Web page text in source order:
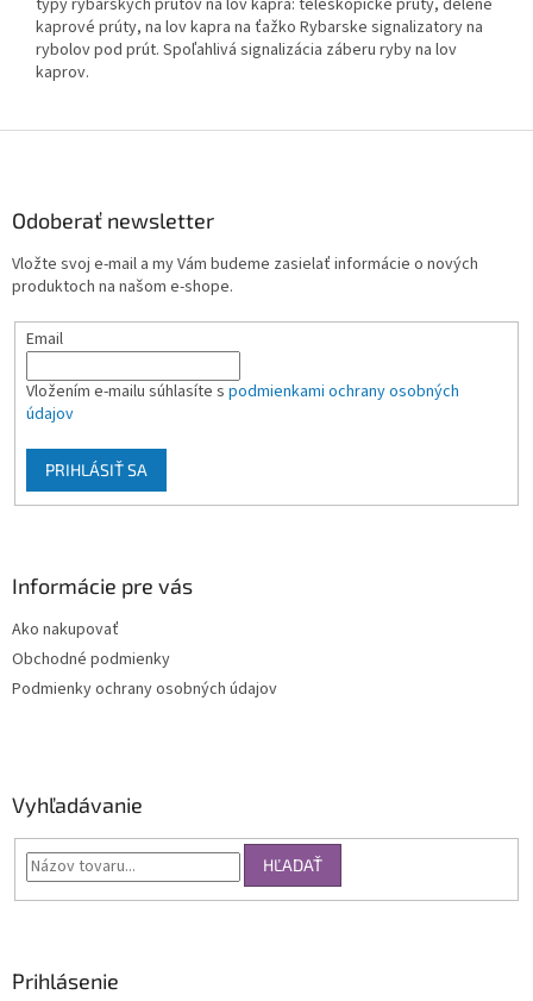
typy rybárskych prútov na lov kapra: teleskopické prúty, delené
kaprové prúty, na lov kapra na ťažko Rybarske signalizatory na
rybolov pod prút. Spoľahlivá signalizácia záberu ryby na lov
kaprov.
Odoberať newsletter
Vložte svoj e-mail a my Vám budeme zasielať informácie o nových
produktoch na našom e-shope.
Email
Vložením e-mailu súhlasíte s podmienkami ochrany osobných
údajov
PRIHLÁSIŤ SA
Informácie pre vás
Ako nakupovať
Obchodné podmienky
Podmienky ochrany osobných údajov
Vyhľadávanie
HĽADAŤ
Prihlásenie